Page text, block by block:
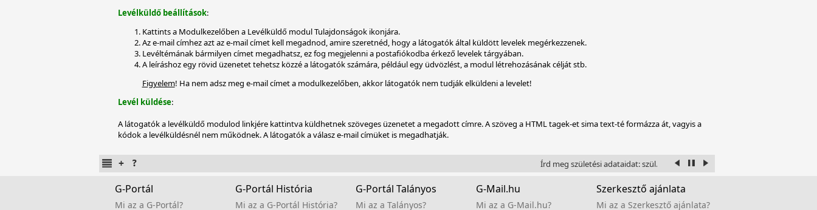
Levélküldő beállítások:
Kattints a Modulkezelőben a Levélküldő modul Tulajdonságok ikonjára.
Az e-mail címhez azt az e-mail címet kell megadnod, amire szeretnéd, hogy a látogatók által küldött levelek megérkezzenek.
Levéltémának bármilyen címet megadhatsz, ez fog megjelenni a postafiókodba érkező levelek tárgyában.
A leíráshoz egy rövid üzenetet tehetsz közzé a látogatók számára, például egy üdvözlést, a modul létrehozásának célját stb.
Figyelem! Ha nem adsz meg e-mail címet a modulkezelőben, akkor látogatók nem tudják elküldeni a levelet!
Levél küldése:
A látogatók a levélküldő modulod linkjére kattintva küldhetnek szöveges üzenetet a megadott címre. A szöveg a HTML tagek-et sima text-té formázza át, vagyis a
kódok a levélküldésnél nem működnek. A látogatók a válasz e-mail címüket is megadhatják.
Írd meg születési adataidat: szül. éve, hónapja, napja, óra és perce, a hely
G-Portál
Mi az a G-Portál?
G-Portál História
Mi az a G-Portál História?
G-Portál Talányos
Mi az a Talányos?
G-Mail.hu
Mi az a G-Mail.hu?
Szerkesztő ajánlata
Mi az a Szerkesztő ajánlata?